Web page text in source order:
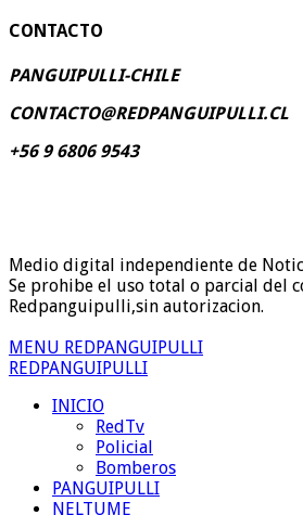
CONTACTO
PANGUIPULLI-CHILE
CONTACTO@REDPANGUIPULLI.CL
+56 9 6806 9543
Medio digital independiente de
Se prohibe el uso total o parcial del
Redpanguipulli,sin autorizacion.
MENU REDPANGUIPULLI
REDPANGUIPULLI
INICIO
RedTv
Policial
Bomberos
PANGUIPULLI
NELTUME